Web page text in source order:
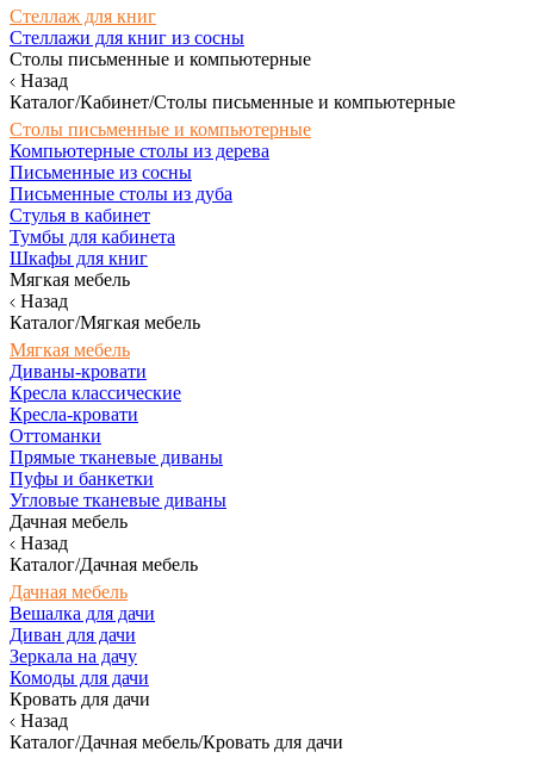
Стеллаж для книг
Стеллажи для книг из сосны
Столы письменные и компьютерные
Назад
Каталог/Кабинет/Столы письменные и компьютерные
Столы письменные и компьютерные
Компьютерные столы из дерева
Письменные из сосны
Письменные столы из дуба
Стулья в кабинет
Тумбы для кабинета
Шкафы для книг
Мягкая мебель
Назад
Каталог/Мягкая мебель
Мягкая мебель
Диваны-кровати
Кресла классические
Кресла-кровати
Оттоманки
Прямые тканевые диваны
Пуфы и банкетки
Угловые тканевые диваны
Дачная мебель
Назад
Каталог/Дачная мебель
Дачная мебель
Вешалка для дачи
Диван для дачи
Зеркала на дачу
Комоды для дачи
Кровать для дачи
Назад
Каталог/Дачная мебель/Кровать для дачи